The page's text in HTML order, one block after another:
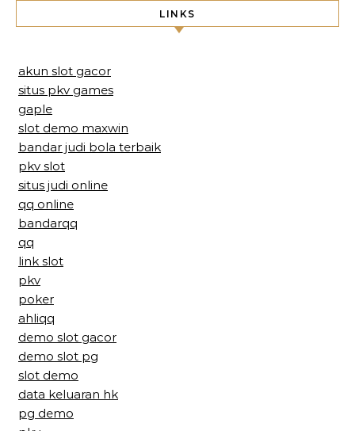
LINKS
akun slot gacor
situs pkv games
gaple
slot demo maxwin
bandar judi bola terbaik
pkv slot
situs judi online
qq online
bandarqq
qq
link slot
pkv
poker
ahliqq
demo slot gacor
demo slot pg
slot demo
data keluaran hk
pg demo